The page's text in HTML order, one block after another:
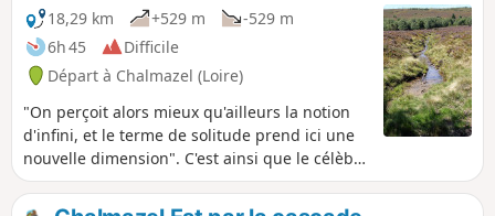
18,29 km
+529 m
-529 m
6h 45
Difficile
Départ à Chalmazel (Loire)
"On perçoit alors mieux qu'ailleurs la notion
d'infini, et le terme de solitude prend ici une
nouvelle dimension". C'est ainsi que le célèbre
généticien Axel Kahn exprimait son ressenti,
lors de son périple passant par les Monts du